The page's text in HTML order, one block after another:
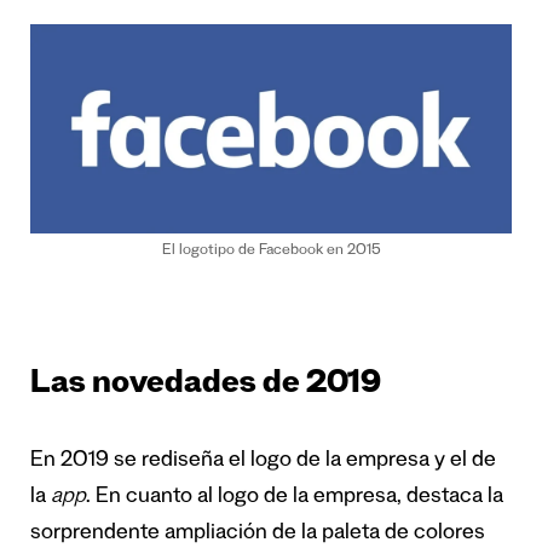
El logotipo de Facebook en 2015
Las novedades de 2019
En 2019 se rediseña el logo de la empresa y el de
la app. En cuanto al logo de la empresa, destaca la
sorprendente ampliación de la paleta de colores